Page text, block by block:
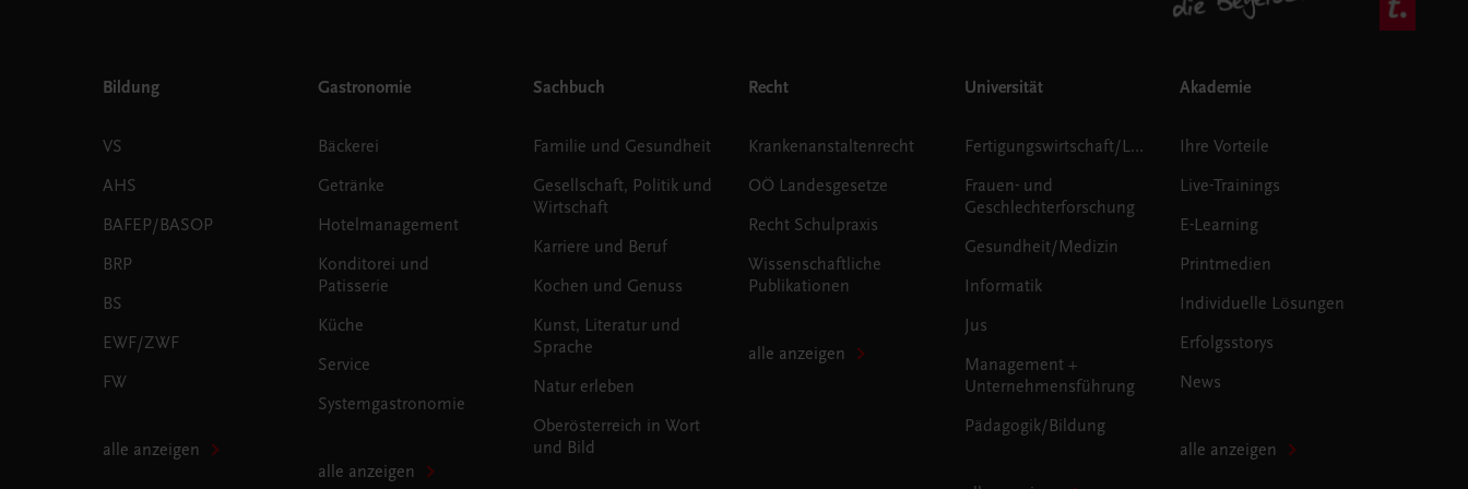
Bildung
VS
AHS
BAFEP/BASOP
BRP
BS
EWF/ZWF
FW
alle anzeigen
Gastronomie
Bäckerei
Getränke
Hotelmanagement
Konditorei und
Patisserie
Küche
Service
Systemgastronomie
alle anzeigen
Sachbuch
Familie und Gesundheit
Gesellschaft, Politik und
Wirtschaft
Karriere und Beruf
Kochen und Genuss
Kunst, Literatur und
Sprache
Natur erleben
Oberösterreich in Wort
und Bild
Recht
Krankenanstaltenrecht
OÖ Landesgesetze
Recht Schulpraxis
Wissenschaftliche
Publikationen
alle anzeigen
Universität
Fertigungswirtschaft/Logistik
Frauen- und
Geschlechterforschung
Gesundheit/Medizin
Informatik
Jus
Management +
Unternehmensführung
Pädagogik/Bildung
Akademie
Ihre Vorteile
Live-Trainings
E-Learning
Printmedien
Individuelle Lösungen
Erfolgsstorys
News
alle anzeigen